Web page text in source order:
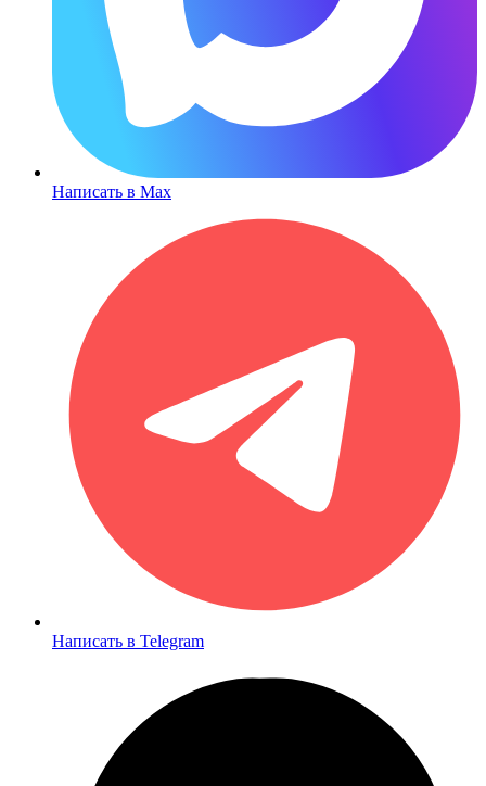
Написать в Max
Написать в Telegram